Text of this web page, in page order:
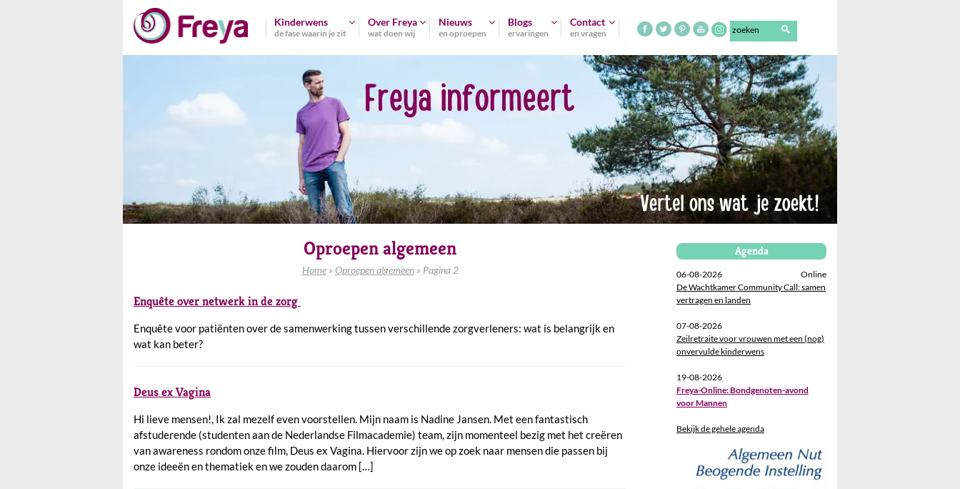
inhoud
springen
Kinderwens
de fase waarin je zit
Over Freya
wat doen wij
Nieuws
en oproepen
Blogs
ervaringen
Contact
en vragen
Oproepen algemeen
Home» Oproepen algemeen» Pagina 2
Enquête over netwerk in de zorg
Enquête voor patiënten over de samenwerking tussen verschillende zorgverleners: wat is belangrijk en
wat kan beter?
Deus ex Vagina
Hi lieve mensen!, Ik zal mezelf even voorstellen. Mijn naam is Nadine Jansen. Met een fantastisch
afstuderende (studenten aan de Nederlandse Filmacademie) team, zijn momenteel bezig met het creëren
van awareness rondom onze film, Deus ex Vagina. Hiervoor zijn we op zoek naar mensen die passen bij
onze ideeën en thematiek en we zouden daarom […]
Agenda
06-08-2026
Online
De Wachtkamer Community Call: samen
vertragen en landen
07-08-2026
Zeilretraite voor vrouwen met een (nog)
onvervulde kinderwens
19-08-2026
Freya-Online: Bondgenoten-avond
voor Mannen
Bekijk de gehele agenda